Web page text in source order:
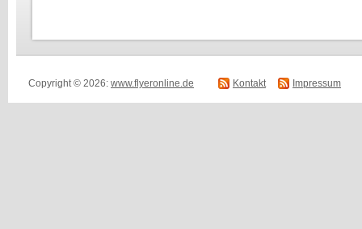
Copyright © 2026: www.flyeronline.de Kontakt Impressum